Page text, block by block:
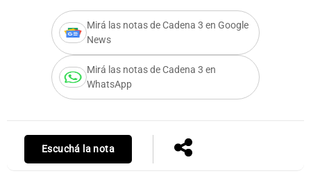
Mirá las notas de Cadena 3 en Google
News
Mirá las notas de Cadena 3 en
WhatsApp
Escuchá la nota